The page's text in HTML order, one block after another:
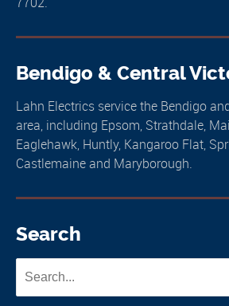
Bendigo & Central
Lahn Electrics service the Bendigo
area, including Epsom, Strathdale,
Eaglehawk, Huntly, Kangaroo Flat,
Castlemaine and Maryborough.
Search